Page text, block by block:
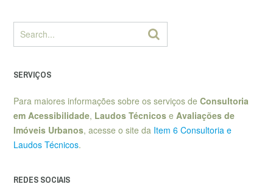
SERVIÇOS
Para maiores informações sobre os serviços de Consultoria
em Acessibilidade, Laudos Técnicos e Avaliações de
Imóveis Urbanos, acesse o site da Item 6 Consultoria e
Laudos Técnicos.
REDES SOCIAIS